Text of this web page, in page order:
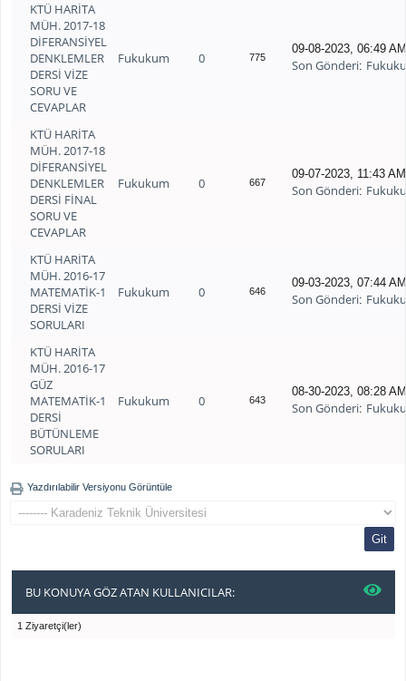
KTÜ HARİTA
MÜH. 2017-18
DİFERANSİYEL
DENKLEMLER
DERSİ VİZE
SORU VE
CEVAPLAR
Fukukum 0 775
09-08-2023, 06:49
Son Gönderi:
KTÜ HARİTA
MÜH. 2017-18
DİFERANSİYEL
DENKLEMLER
DERSİ FİNAL
SORU VE
CEVAPLAR
Fukukum 0 667
09-07-2023, 11:43 AM
Son Gönderi:
KTÜ HARİTA
MÜH. 2016-17
MATEMATİK-1
DERSİ VİZE
SORULARI
Fukukum 0 646
09-03-2023, 07:44
Son Gönderi:
KTÜ HARİTA
MÜH. 2016-17
GÜZ
MATEMATİK-1
DERSİ
BÜTÜNLEME
SORULARI
Fukukum 0 643
08-30-2023, 08:28
Son Gönderi:
Yazdırılabilir Versiyonu Görüntüle
BU KONUYA GÖZ ATAN KULLANICILAR:
1 Ziyaretçi(ler)